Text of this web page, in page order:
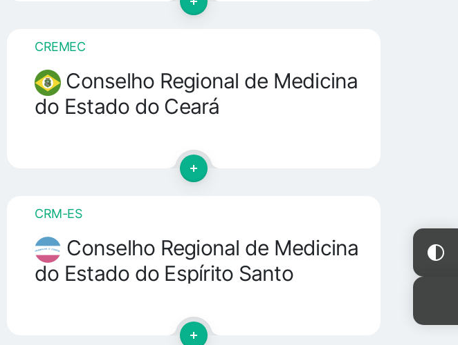
CREMEC
Conselho Regional de Medicina
do Estado do Ceará
CRM-ES
Conselho Regional de Medicina
do Estado do Espírito Santo